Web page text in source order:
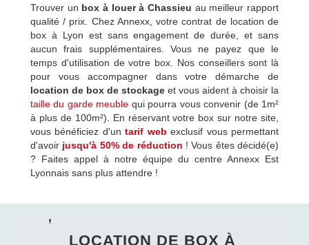
Trouver un box à louer à Chassieu au meilleur rapport
qualité / prix. Chez Annexx, votre contrat de location de
box à Lyon est sans engagement de durée, et sans
aucun frais supplémentaires. Vous ne payez que le
temps d'utilisation de votre box. Nos conseillers sont là
pour vous accompagner dans votre démarche de
location de box de stockage et vous aident à choisir la
taille du garde meuble qui pourra vous convenir (de 1m²
à plus de 100m²). En réservant votre box sur notre site,
vous bénéficiez d'untarif web exclusif vous permettant
d'avoir jusqu'à 50% de réduction ! Vous êtes décidé(e)
? Faites appel à notre équipe du centre Annexx Est
Lyonnais sans plus attendre !
LOCATION DE BOX À